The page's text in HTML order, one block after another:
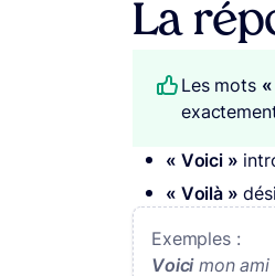
La
Les mots
« Voici »
« Voilà »
Exemples :
Voicimon ami